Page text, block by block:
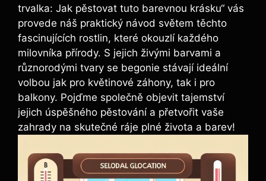
trvalka: Jak pěstovat tuto barevnou krásku“ vás
provede náš praktický návod světem těchto
fascinujících rostlin, které okouzlí každého
milovníka přírody. S jejich živými barvami a
různorodými tvary se begonie stávají ideální
volbou jak pro květinové záhony, tak i pro
balkony. Pojďme společně objevit tajemství
jejich úspěšného pěstování a přetvořit vaše
zahrady na skutečné ráje plné života a barev!